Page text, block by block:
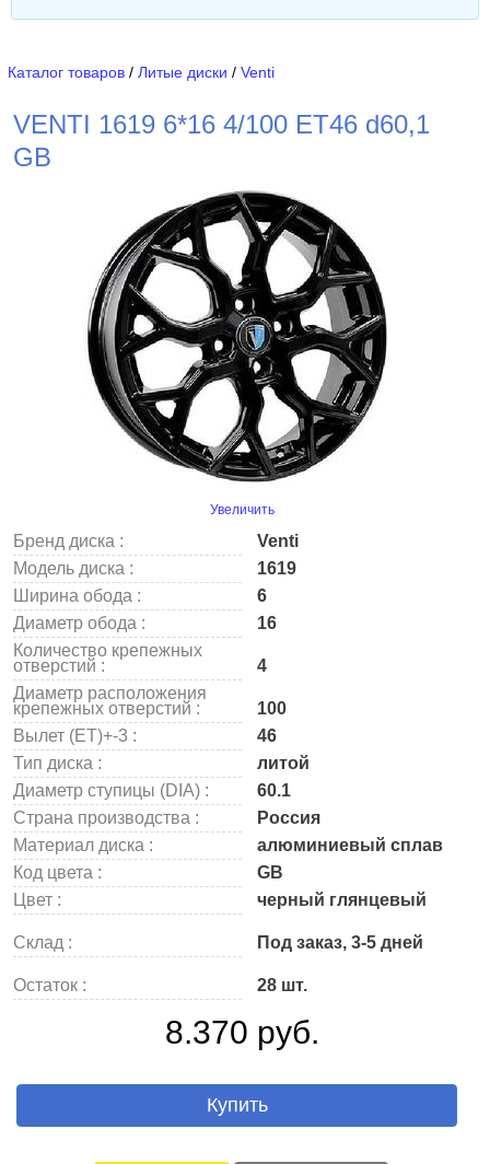
Каталог товаров / Литые диски / Venti
VENTI 1619 6*16 4/100 ET46 d60,1
GB
Увеличить
Бренд диска :
Venti
Модель диска :
1619
Ширина обода :
6
Диаметр обода :
16
Количество крепежных
отверстий :
4
Диаметр расположения
крепежных отверстий :
100
Вылет (ET)+-3 :
46
Тип диска :
литой
Диаметр ступицы (DIA) :
60.1
Страна производства :
Россия
Материал диска :
алюминиевый сплав
Код цвета :
GB
Цвет :
черный глянцевый
Склад : Под заказ, 3-5 дней
Остаток : 28 шт.
8.370 руб.
Купить